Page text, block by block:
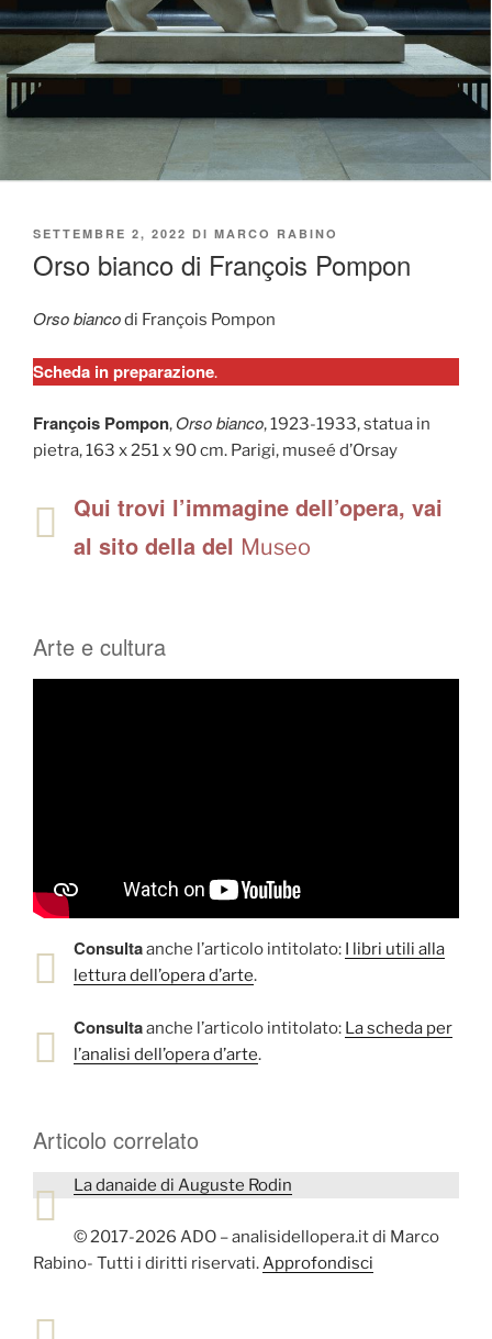
PUBBLICATO
SETTEMBRE 2, 2022 DI MARCO RABINO
Orso bianco di François Pompon
Orso biancodi François Pompon
Scheda in preparazione.
François Pompon, Orso bianco, 1923-1933, statua in
pietra, 163 x 251 x 90 cm. Parigi, museé d’Orsay
Qui trovi l’immagine dell’opera, vai
al sito della del Museo
Arte e cultura
Consultaanche l’articolo intitolato: I libri utili alla
lettura dell’opera d’arte.
Consultaanche l’articolo intitolato: La scheda per
l’analisi dell’opera d’arte.
Articolo correlato
La danaide di Auguste Rodin
© 2017-2026 ADO – analisidellopera.it di Marco
Rabino- Tutti i diritti riservati.Approfondisci